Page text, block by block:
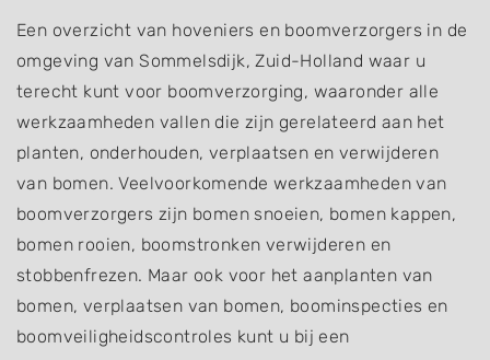
Een overzicht van hoveniers en boomverzorgers in de
omgeving van Sommelsdijk, Zuid-Holland waar u
terecht kunt voor boomverzorging, waaronder alle
werkzaamheden vallen die zijn gerelateerd aan het
planten, onderhouden, verplaatsen en verwijderen
van bomen. Veelvoorkomende werkzaamheden van
boomverzorgers zijn bomen snoeien, bomen kappen,
bomen rooien, boomstronken verwijderen en
stobbenfrezen. Maar ook voor het aanplanten van
bomen, verplaatsen van bomen, boominspecties en
boomveiligheidscontroles kunt u bij een